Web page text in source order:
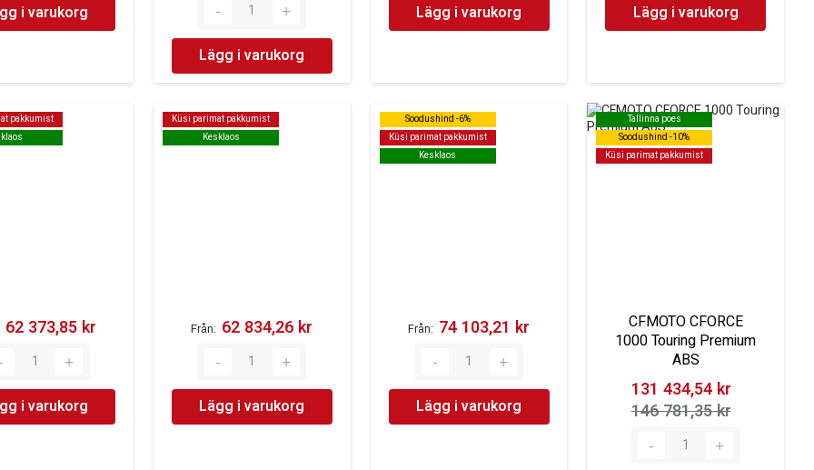
i varukorg
Lägg i varukorg
Lägg i varukorg Lägg i varukorg
pakkumist
pakkumist
62 373,85 kr‎
i varukorg
Küsi parimat pakkumist
Kesklaos
Küsi parimat pakkumist
Kesklaos
Från 62 834,26 kr‎
Lägg i varukorg
Soodushind -6%
Küsi parimat pakkumist
Kesklaos
Soodushind -6%
Küsi parimat pakkumist
Kesklaos
Från 74 103,21 kr‎
Lägg i varukorg
Tallinna poes
Soodushind -10%
Küsi parimat pakkumist
Tallinna poes
Soodushind -10%
Küsi parimat pakkumist
CFMOTO CFORCE
1000 Touring Premium
ABS
131 434,54 kr‎
146 781,35 kr‎